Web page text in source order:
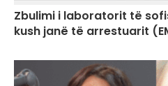
Zbulimi i laboratorit të
kush janë të arrestuarit